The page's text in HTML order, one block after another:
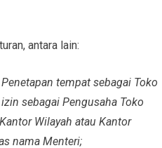
antara lain:
tempat sebagai Toko
sebagai Pengusaha Toko
Wilayah atau Kantor
nama Menteri;